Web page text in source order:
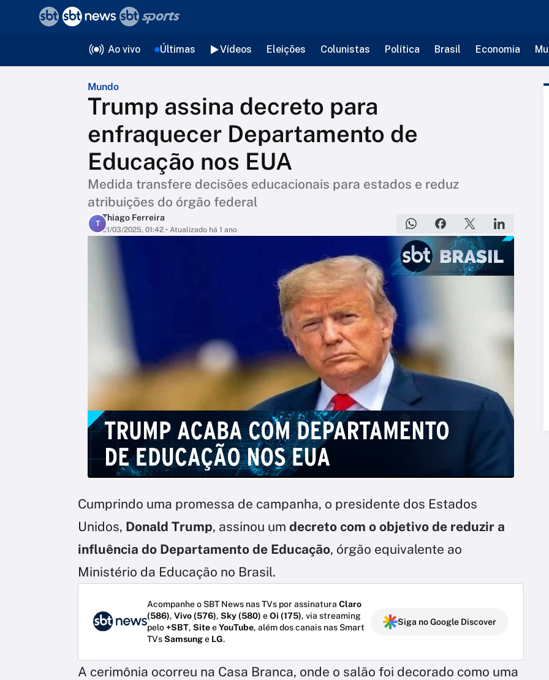
Ao vivo Últimas Vídeos Eleições Colunistas Política Brasil Economia
Mundo
Trump assina decreto para
enfraquecer Departamento de
Educação nos EUA
Medida transfere decisões educacionais para estados e reduz
atribuições do órgão federal
T
Thiago Ferreira
21/03/2025, 01:42 • Atualizado há 1 ano
Cumprindo uma promessa de campanha, o presidente dos Estados
Unidos, Donald Trump, assinou um decreto com o objetivo de reduzir a
influência do Departamento de Educação, órgão equivalente ao
Ministério da Educação no Brasil.
Acompanhe o SBT News nas TVs por assinatura Claro
(586), Vivo (576), Sky (580) eOi (175), via streaming
pelo+SBT, SiteeYouTube, além dos canais nas Smart
TVsSamsunge LG.
Siga no Google Discover
A cerimônia ocorreu na Casa Branca, onde o salão foi decorado como uma
voltar
Editorias